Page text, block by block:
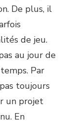
De plus, il
de jeu.
au jour de
Par
toujours
un projet
En